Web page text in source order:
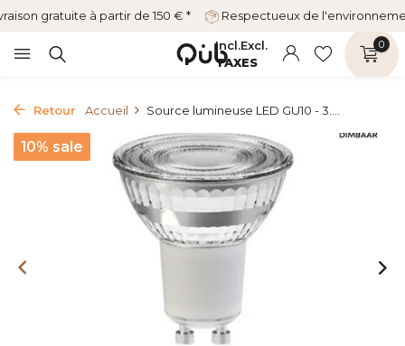
gratuite à partir de 150 € * Respectueux de
Incl.Excl.
TAXES
0
Retour Accueil Source lumineuse LED GU10 - 3....
10% sale